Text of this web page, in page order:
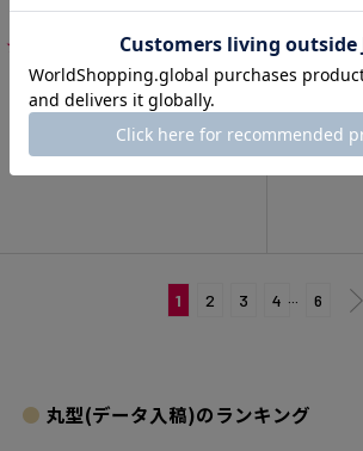
★ （1）
¥7,040
（0）
1 2 3 4 ··· 6
丸型(データ入稿)のランキング